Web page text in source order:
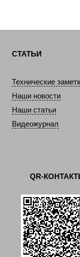
СТАТЬИ
Технические
Наши новости
Наши статьи
Видеожурнал
QR-